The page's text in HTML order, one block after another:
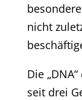
nicht
Die
seit drei